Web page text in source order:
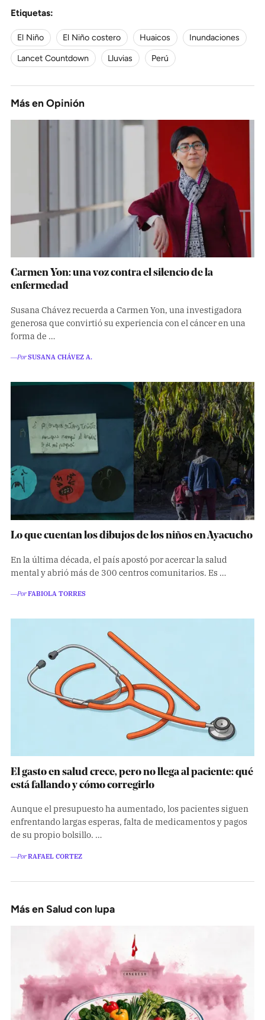
Etiquetas:
El Niño El Niño costero Huaicos
Inundaciones
Lancet Countdown
Lluvias Perú
Más enOpinión
Carmen Yon: una voz contra el silencio de la
enfermedad
Susana Chávez recuerda a Carmen Yon, una investigadora
generosa que convirtió su experiencia con el cáncer en una
forma de …
―PorSUSANA CHÁVEZ A.
Lo que cuentan los dibujos de los niños en Ayacucho
En la última década, el país apostó por acercar la salud
mental y abrió más de 300 centros comunitarios. Es …
―PorFABIOLA TORRES
El gasto en salud crece, pero no llega al paciente: qué
está fallando y cómo corregirlo
Aunque el presupuesto ha aumentado, los pacientes siguen
enfrentando largas esperas, falta de medicamentos y pagos
de su propio bolsillo. …
―PorRAFAEL CORTEZ
Más en Salud con lupa